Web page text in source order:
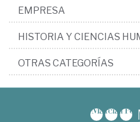
EMPRESA
HISTORIA Y CIENCIAS
OTRAS CATEGORÍAS